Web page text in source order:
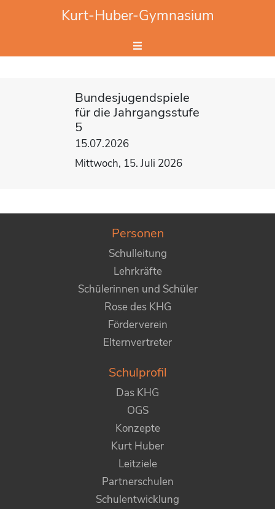
Kurt-Huber-Gymnasium
Bundesjugendspiele
für die Jahrgangsstufe
5
15.07.2026
Mittwoch, 15. Juli 2026
Personen
Schulleitung
Lehrkräfte
Schülerinnen und Schüler
Rose des KHG
Förderverein
Elternvertreter
Schulprofil
Das KHG
OGS
Konzepte
Kurt Huber
Leitziele
Partnerschulen
Schulentwicklung
Website durchsuchen
Hier Suchbegriff eingeben.